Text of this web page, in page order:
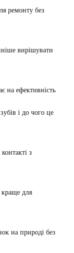
ремонту без
вирішувати
на ефективність
і до чого це
з
краще для
на природі без